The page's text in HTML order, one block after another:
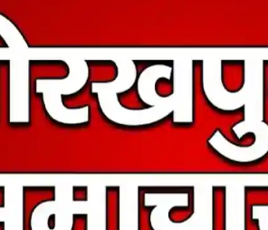
भर्ती: ओबीसी को
राहत, 2158 पदों पर